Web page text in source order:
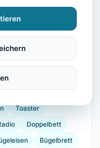
Garten Grill
Gefrierfach
Toaster
Doppelbett
Bügelbrett